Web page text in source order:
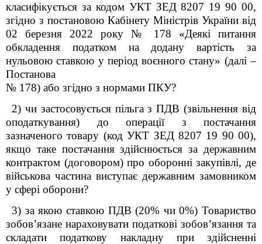
класифікується за кодом УКТ ЗЕД 8207 19 90 00,
згідно з постановою Кабінету Міністрів України від
02 березня 2022 року № 178 «Деякі питання
обкладення податком на додану вартість за
нульовою ставкою у період воєнного стану» (далі –
Постанова
№ 178) або згідно з нормами ПКУ?
2) чи застосовується пільга з ПДВ (звільнення від
оподаткування) до операції з постачання
зазначеного товару (код УКТ ЗЕД 8207 19 90 00),
якщо таке постачання здійснюється за державним
контрактом (договором) про оборонні закупівлі, де
військова частина виступає державним замовником
у сфері оборони?
3) за якою ставкою ПДВ (20% чи 0%) Товариство
зобов’язане нараховувати податкові зобов’язання та
складати податкову накладну при здійсненні